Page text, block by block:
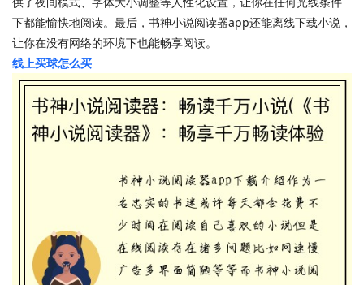
下都能愉快地阅读。最后，书神小说阅读器app还能离线下载小说，
让你在没有网络的环境下也能畅享阅读。
线上买球怎么买